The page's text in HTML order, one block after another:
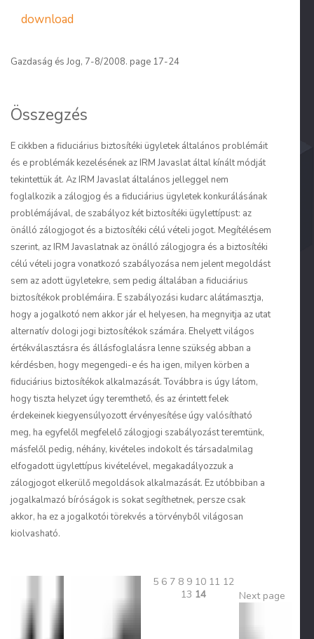
download
Gazdaság és Jog, 7-8/2008. page 17-24
Összegzés
E cikkben a fiduciárius biztosítéki ügyletek általános problémáit
és e problémák kezelésének az IRM Javaslat által kínált módját
tekintettük át. Az IRM Javaslat általános jelleggel nem
foglalkozik a zálogjog és a fiduciárius ügyletek konkurálásának
problémájával, de szabályoz két biztosítéki ügylettípust: az
önálló zálogjogot és a biztosítéki célú vételi jogot. Megítélésem
szerint, az IRM Javaslatnak az önálló zálogjogra és a biztosítéki
célú vételi jogra vonatkozó szabályozása nem jelent megoldást
sem az adott ügyletekre, sem pedig általában a fiduciárius
biztosítékok problémáira. E szabályozási kudarc alátámasztja,
hogy a jogalkotó nem akkor jár el helyesen, ha megnyitja az utat
alternatív dologi jogi biztosítékok számára. Ehelyett világos
értékválasztásra és állásfoglalásra lenne szükség abban a
kérdésben, hogy megengedi-e és ha igen, milyen körben a
fiduciárius biztosítékok alkalmazását. Továbbra is úgy látom,
hogy tiszta helyzet úgy teremthető, és az érintett felek
érdekeinek kiegyensúlyozott érvényesítése úgy valósítható
meg, ha egyfelől megfelelő zálogjogi szabályozást teremtünk,
másfelől pedig, néhány, kivételes indokolt és társadalmilag
elfogadott ügylettípus kivételével, megakadályozzuk a
zálogjogot elkerülő megoldások alkalmazását. Ez utóbbiban a
jogalkalmazó bíróságok is sokat segíthetnek, persze csak
akkor, ha ez a jogalkotói törekvés a törvényből világosan
kiolvasható.
5 6 7 8 9 10 11 12
13 14 Next page